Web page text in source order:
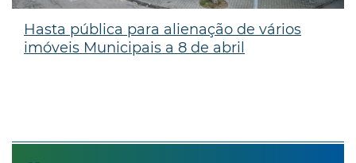
Hasta pública para alienação de vários
imóveis Municipais a 8 de abril